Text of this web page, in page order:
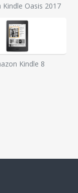
Kindle Oasis 2017
Kindle 8